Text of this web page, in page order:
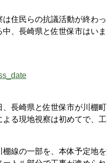
住民らの抗議活動が終わ
、長崎県と佐世保市はい
長崎県と佐世保市が川棚
る現地視察は初めてで、
線の一部を、本体予定地